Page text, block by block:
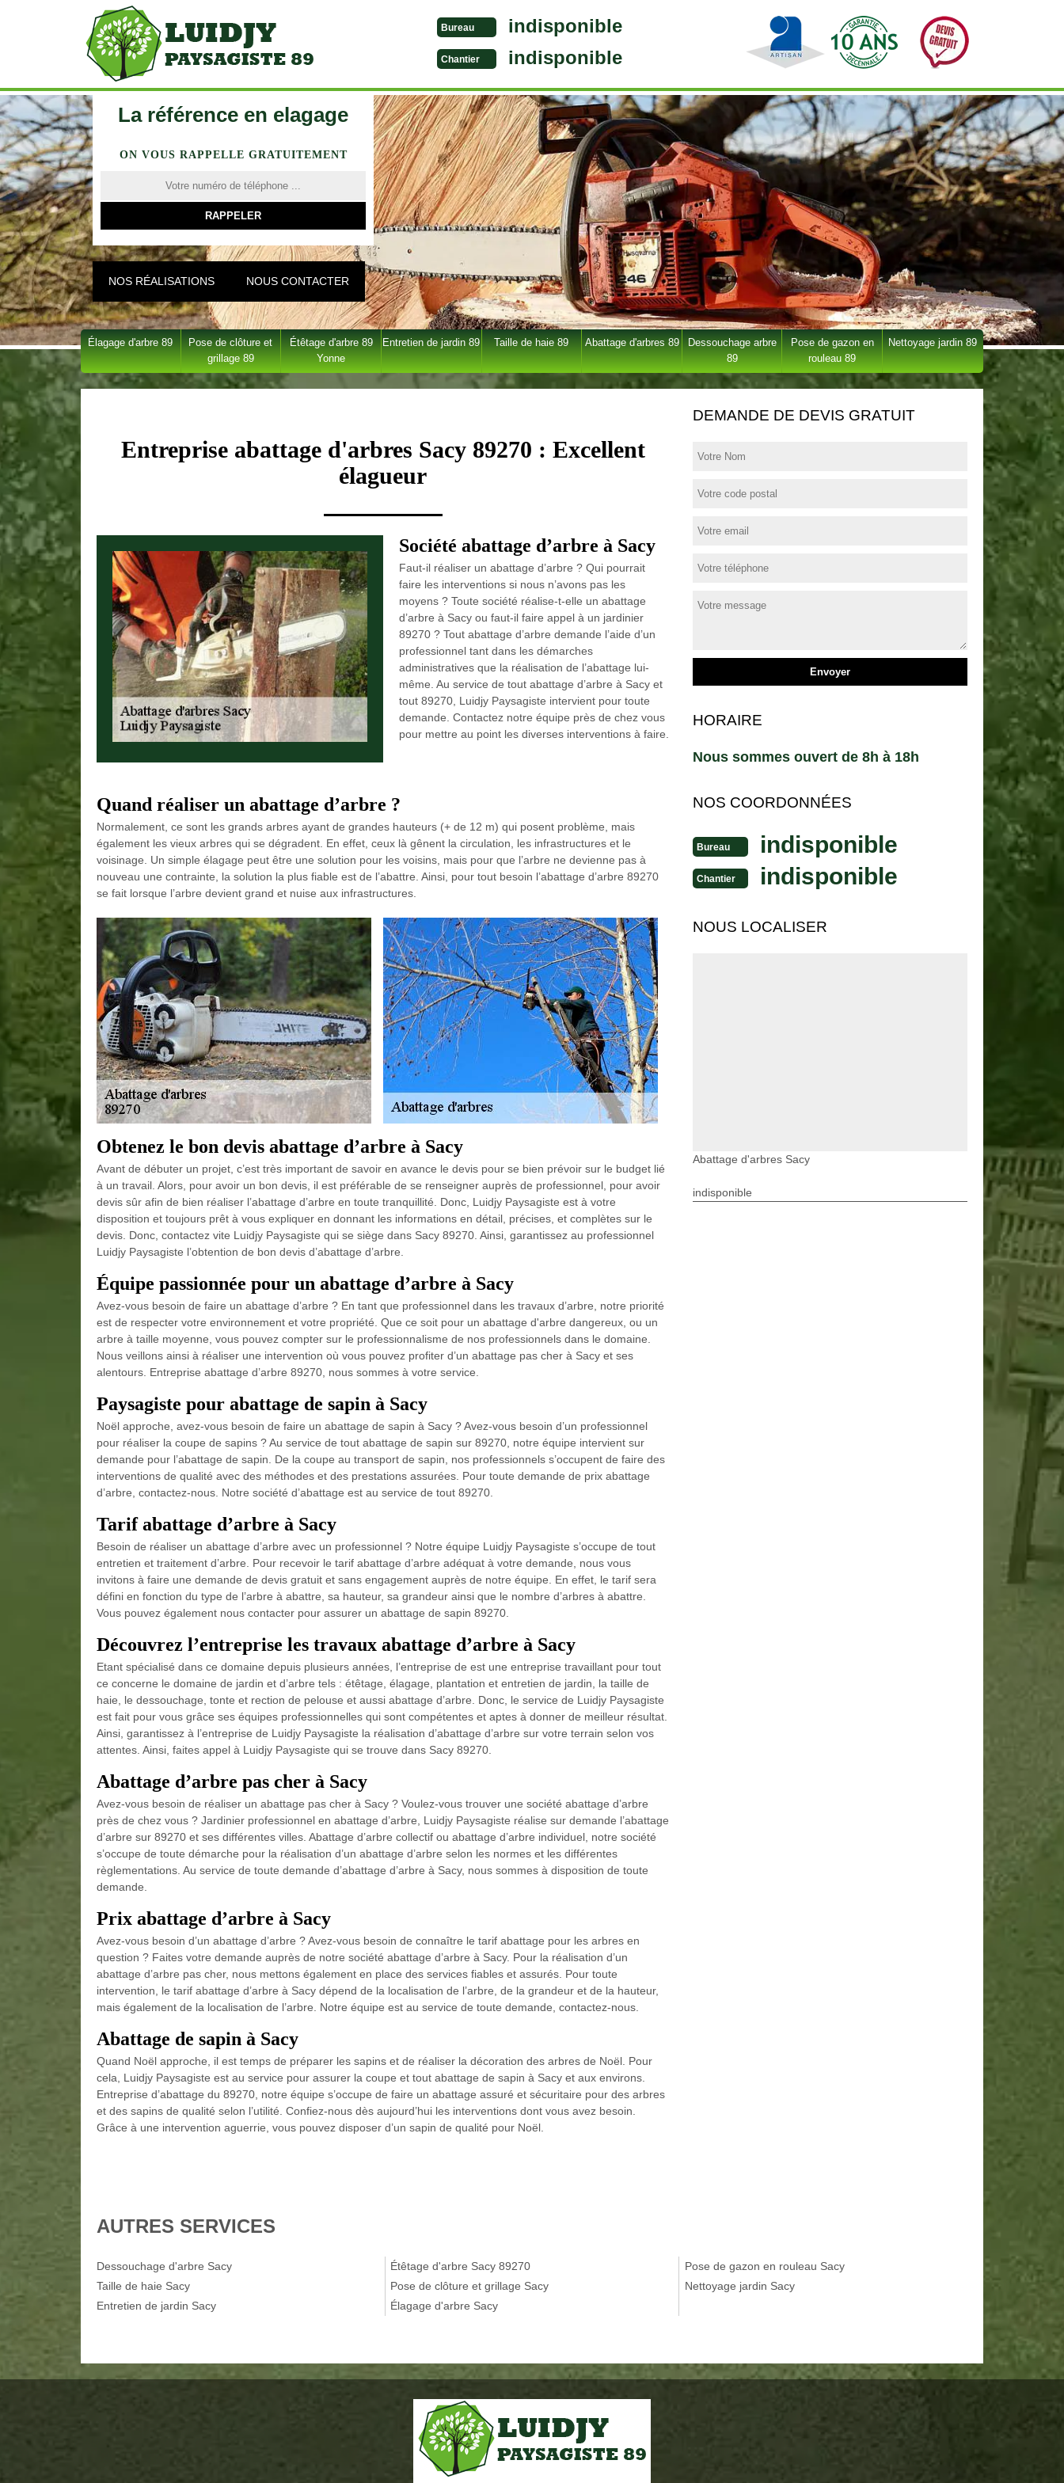
Bureau indisponible
Chantier indisponible
La référence en elagage
ON VOUS RAPPELLE GRATUITEMENT
NOS RÉALISATIONS NOUS CONTACTER
Élagage d'arbre 89
Pose de clôture et
grillage 89
Étêtage d'arbre 89
Yonne
Entretien de jardin 89 Taille de haie 89 Abattage d'arbres 89
Dessouchage arbre
89
Pose de gazon en
rouleau 89
Nettoyage jardin 89
Entreprise abattage d'arbres Sacy 89270 : Excellent
élagueur
Société abattage d’arbre à Sacy
Faut-il réaliser un abattage d’arbre ? Qui pourrait
faire les interventions si nous n’avons pas les
moyens ? Toute société réalise-t-elle un abattage
d’arbre à Sacy ou faut-il faire appel à un jardinier
89270 ? Tout abattage d’arbre demande l’aide d’un
professionnel tant dans les démarches
administratives que la réalisation de l’abattage lui-
même. Au service de tout abattage d’arbre à Sacy et
tout 89270, Luidjy Paysagiste intervient pour toute
demande. Contactez notre équipe près de chez vous
pour mettre au point les diverses interventions à faire.
Quand réaliser un abattage d’arbre ?
Normalement, ce sont les grands arbres ayant de grandes hauteurs (+ de 12 m) qui posent problème, mais
également les vieux arbres qui se dégradent. En effet, ceux là gênent la circulation, les infrastructures et le
voisinage. Un simple élagage peut être une solution pour les voisins, mais pour que l’arbre ne devienne pas à
nouveau une contrainte, la solution la plus fiable est de l’abattre. Ainsi, pour tout besoin l’abattage d’arbre 89270
se fait lorsque l’arbre devient grand et nuise aux infrastructures.
Obtenez le bon devis abattage d’arbre à Sacy
Avant de débuter un projet, c’est très important de savoir en avance le devis pour se bien prévoir sur le budget lié
à un travail. Alors, pour avoir un bon devis, il est préférable de se renseigner auprès de professionnel, pour avoir
devis sûr afin de bien réaliser l’abattage d’arbre en toute tranquillité. Donc, Luidjy Paysagiste est à votre
disposition et toujours prêt à vous expliquer en donnant les informations en détail, précises, et complètes sur le
devis. Donc, contactez vite Luidjy Paysagiste qui se siège dans Sacy 89270. Ainsi, garantissez au professionnel
Luidjy Paysagiste l’obtention de bon devis d’abattage d’arbre.
Équipe passionnée pour un abattage d’arbre à Sacy
Avez-vous besoin de faire un abattage d’arbre ? En tant que professionnel dans les travaux d’arbre, notre priorité
est de respecter votre environnement et votre propriété. Que ce soit pour un abattage d'arbre dangereux, ou un
arbre à taille moyenne, vous pouvez compter sur le professionnalisme de nos professionnels dans le domaine.
Nous veillons ainsi à réaliser une intervention où vous pouvez profiter d’un abattage pas cher à Sacy et ses
alentours. Entreprise abattage d’arbre 89270, nous sommes à votre service.
Paysagiste pour abattage de sapin à Sacy
Noël approche, avez-vous besoin de faire un abattage de sapin à Sacy ? Avez-vous besoin d’un professionnel
pour réaliser la coupe de sapins ? Au service de tout abattage de sapin sur 89270, notre équipe intervient sur
demande pour l’abattage de sapin. De la coupe au transport de sapin, nos professionnels s’occupent de faire des
interventions de qualité avec des méthodes et des prestations assurées. Pour toute demande de prix abattage
d’arbre, contactez-nous. Notre société d’abattage est au service de tout 89270.
Tarif abattage d’arbre à Sacy
Besoin de réaliser un abattage d’arbre avec un professionnel ? Notre équipe Luidjy Paysagiste s’occupe de tout
entretien et traitement d’arbre. Pour recevoir le tarif abattage d’arbre adéquat à votre demande, nous vous
invitons à faire une demande de devis gratuit et sans engagement auprès de notre équipe. En effet, le tarif sera
défini en fonction du type de l’arbre à abattre, sa hauteur, sa grandeur ainsi que le nombre d’arbres à abattre.
Vous pouvez également nous contacter pour assurer un abattage de sapin 89270.
Découvrez l’entreprise les travaux abattage d’arbre à Sacy
Etant spécialisé dans ce domaine depuis plusieurs années, l’entreprise de est une entreprise travaillant pour tout
ce concerne le domaine de jardin et d’arbre tels : étêtage, élagage, plantation et entretien de jardin, la taille de
haie, le dessouchage, tonte et rection de pelouse et aussi abattage d’arbre. Donc, le service de Luidjy Paysagiste
est fait pour vous grâce ses équipes professionnelles qui sont compétentes et aptes à donner de meilleur résultat.
Ainsi, garantissez à l’entreprise de Luidjy Paysagiste la réalisation d’abattage d’arbre sur votre terrain selon vos
attentes. Ainsi, faites appel à Luidjy Paysagiste qui se trouve dans Sacy 89270.
Abattage d’arbre pas cher à Sacy
Avez-vous besoin de réaliser un abattage pas cher à Sacy ? Voulez-vous trouver une société abattage d’arbre
près de chez vous ? Jardinier professionnel en abattage d’arbre, Luidjy Paysagiste réalise sur demande l’abattage
d’arbre sur 89270 et ses différentes villes. Abattage d’arbre collectif ou abattage d’arbre individuel, notre société
s’occupe de toute démarche pour la réalisation d’un abattage d’arbre selon les normes et les différentes
règlementations. Au service de toute demande d’abattage d’arbre à Sacy, nous sommes à disposition de toute
demande.
Prix abattage d’arbre à Sacy
Avez-vous besoin d’un abattage d’arbre ? Avez-vous besoin de connaître le tarif abattage pour les arbres en
question ? Faites votre demande auprès de notre société abattage d’arbre à Sacy. Pour la réalisation d’un
abattage d’arbre pas cher, nous mettons également en place des services fiables et assurés. Pour toute
intervention, le tarif abattage d’arbre à Sacy dépend de la localisation de l’arbre, de la grandeur et de la hauteur,
mais également de la localisation de l’arbre. Notre équipe est au service de toute demande, contactez-nous.
Abattage de sapin à Sacy
Quand Noël approche, il est temps de préparer les sapins et de réaliser la décoration des arbres de Noël. Pour
cela, Luidjy Paysagiste est au service pour assurer la coupe et tout abattage de sapin à Sacy et aux environs.
Entreprise d’abattage du 89270, notre équipe s’occupe de faire un abattage assuré et sécuritaire pour des arbres
et des sapins de qualité selon l’utilité. Confiez-nous dès aujourd’hui les interventions dont vous avez besoin.
Grâce à une intervention aguerrie, vous pouvez disposer d’un sapin de qualité pour Noël.
DEMANDE DE DEVIS GRATUIT
HORAIRE
Nous sommes ouvert de 8h à 18h
NOS COORDONNÉES
Bureau indisponible
Chantier indisponible
NOUS LOCALISER
Abattage d'arbres Sacy
indisponible
AUTRES SERVICES
Dessouchage d'arbre Sacy
Taille de haie Sacy
Entretien de jardin Sacy
Étêtage d'arbre Sacy 89270
Pose de clôture et grillage Sacy
Élagage d'arbre Sacy
Pose de gazon en rouleau Sacy
Nettoyage jardin Sacy